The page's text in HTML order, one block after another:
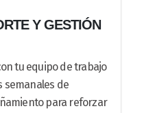
Y GESTIÓN
tu equipo de trabajo
semanales de
para reforzar